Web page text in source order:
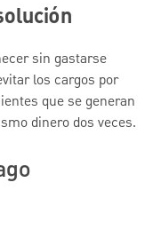
sin gastarse
los cargos por
que se generan
dinero dos veces.